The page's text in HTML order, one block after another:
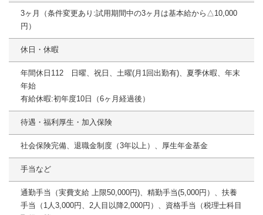
3ヶ月（条件変更あり:試用期間中の3ヶ月は基本給から△10,000
円）
休日・休暇
年間休日112 日曜、祝日、土曜(月1回出勤有)、夏季休暇、年末
年始
有給休暇:初年度10日（6ヶ月経過後）
待遇・福利厚生・加入保険
社会保険完備、退職金制度（3年以上）、厚生年金基金
手当など
通勤手当（実費支給 上限50,000円)、精勤手当(5,000円）、扶養
手当（1人3,000円、2人目以降2,000円）、資格手当（税理士科目